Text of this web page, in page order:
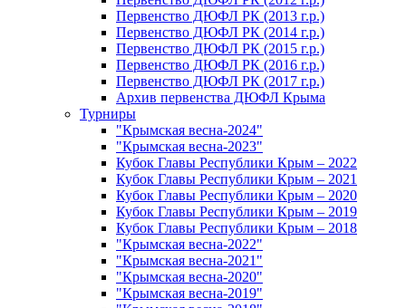
Первенство ДЮФЛ РК (2013 г.р.)
Первенство ДЮФЛ РК (2014 г.р.)
Первенство ДЮФЛ РК (2015 г.р.)
Первенство ДЮФЛ РК (2016 г.р.)
Первенство ДЮФЛ РК (2017 г.р.)
Архив первенства ДЮФЛ Крыма
Турниры
"Крымская весна-2024"
"Крымская весна-2023"
Кубок Главы Республики Крым – 2022
Кубок Главы Республики Крым – 2021
Кубок Главы Республики Крым – 2020
Кубок Главы Республики Крым – 2019
Кубок Главы Республики Крым – 2018
"Крымская весна-2022"
"Крымская весна-2021"
"Крымская весна-2020"
"Крымская весна-2019"